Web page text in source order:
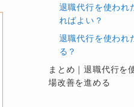
退職代行を使われ
ればよい？
退職代行を使われ
る？
まとめ｜退職代行を
場改善を進める